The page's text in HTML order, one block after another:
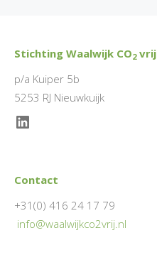
Stichting Waalwijk CO2vrij
p/a Kuiper 5b
5253 RJ Nieuwkuijk
LinkedIn
Contact
+31(0) 416 24 17 79
info@waalwijkco2vrij.nl